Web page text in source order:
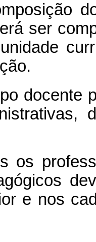
ser
docente
os
e nos